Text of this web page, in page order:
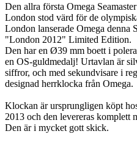
Den allra första Omega
London stod värd för de
London lanserade Omega denna
"London 2012" Limited Edition.
Den har en Ø39 mm boett i
en OS-guldmedalj! Urtavlan är
siffror, och med sekundvisare i
designad herrklocka från Omega.
Klockan är ursprungligen köpt
2013 och den levereras komplett
Den är i mycket gott skick.